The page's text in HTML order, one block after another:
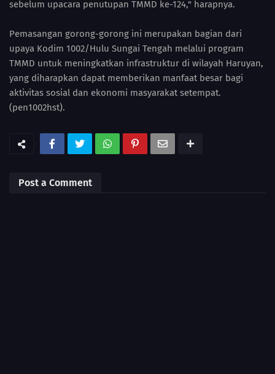
sebelum upacara penutupan TMMD ke-124," harapnya.
Pemasangan gorong-gorong ini merupakan bagian dari
upaya Kodim 1002/Hulu Sungai Tengah melalui program
TMMD untuk meningkatkan infrastruktur di wilayah Haruyan,
yang diharapkan dapat memberikan manfaat besar bagi
aktivitas sosial dan ekonomi masyarakat setempat.
(pen1002hst).
Post a Comment